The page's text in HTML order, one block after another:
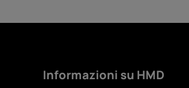
Informazioni su HMD